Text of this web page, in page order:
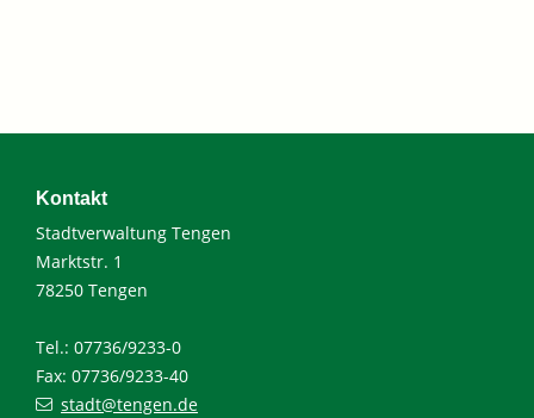
Kontakt
Stadtverwaltung Tengen
Marktstr. 1
78250 Tengen
Tel.: 07736/9233-0
Fax: 07736/9233-40
stadt@tengen.de